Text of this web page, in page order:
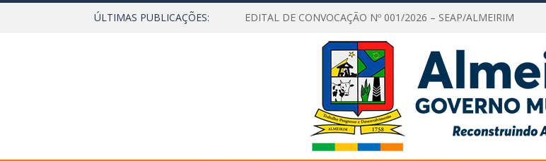
ÚLTIMAS PUBLICAÇÕES: EDITAL DE CONVOCAÇÃO Nº 001/2026 – SEAP/ALMEIRIM